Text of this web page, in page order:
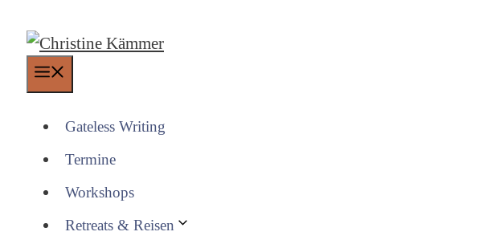
Inhalt
springen
Gateless Writing
Termine
Workshops
Retreats & Reisen